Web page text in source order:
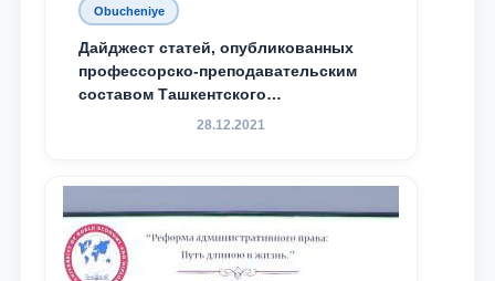
Obucheniye
Дайджест статей, опубликованных
профессорско-преподавательским
составом Ташкентского
государственного юридического
доведения до международного
сообщества результатов реформ и
исследований в сфере
противодействия коррупции
28.12.2021